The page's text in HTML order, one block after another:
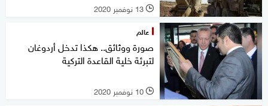
l 13 نوفمبر 2020
عالم
صورة ووثائق.. هكذا تدخل أردوغان
لتبرئة خلية القاعدة التركية
l 10 نوفمبر 2020